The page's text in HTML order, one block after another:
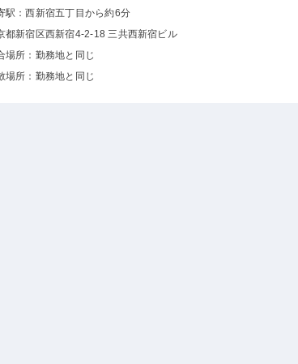
駅：西新宿五丁目から約6分
都新宿区西新宿4-2-18 三共西新宿ビル
場所：勤務地と同じ
場所：勤務地と同じ